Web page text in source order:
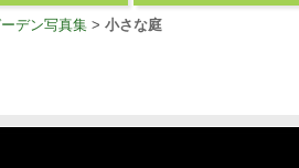
デン写真集 > 小さな庭